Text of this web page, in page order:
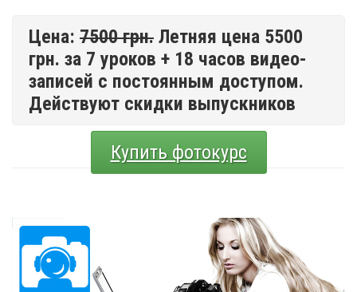
Цена: 7500 грн. Летняя цена 5500
грн. за 7 уроков + 18 часов видео-
записей с постоянным доступом.
Действуют скидки выпускников
Купить фотокурс